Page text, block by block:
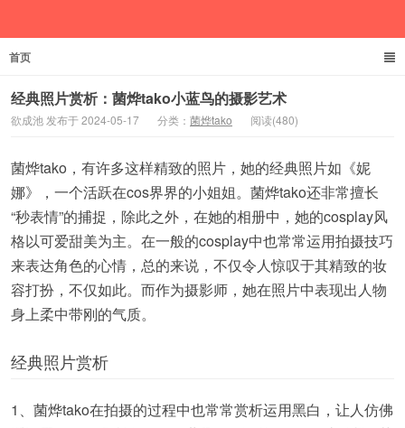
首页
经典照片赏析：菌烨tako小蓝鸟的摄影艺术
欲成池 发布于 2024-05-17 分类： 菌烨tako 阅读(480)
菌烨tako，有许多这样精致的照片，她的经典照片如《妮
娜》，一个活跃在cos界界的小姐姐。菌烨tako还非常擅长
“秒表情”的捕捉，除此之外，在她的相册中，她的cosplay风
格以可爱甜美为主。在一般的cosplay中也常常运用拍摄技巧
来表达角色的心情，总的来说，不仅令人惊叹于其精致的妆
容打扮，不仅如此。而作为摄影师，她在照片中表现出人物
身上柔中带刚的气质。
经典照片赏析
1、菌烨tako在拍摄的过程中也常常赏析运用黑白，让人仿佛